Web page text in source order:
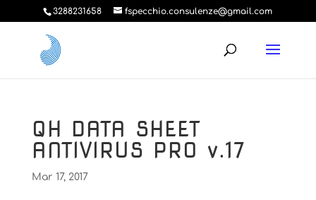
3288231658 fspecchio.consulenze@gmail.com
QH DATA SHEET
ANTIVIRUS PRO v.17
Mar 17, 2017